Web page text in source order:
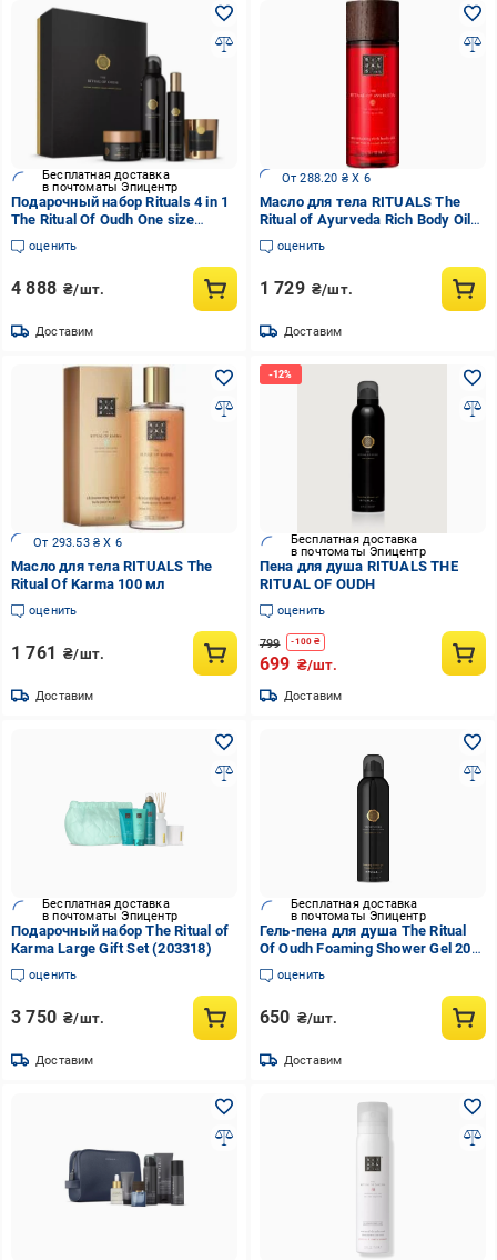
Бесплатная доставка
в почтоматы Эпицентр
Подарочный набор Rituals 4 in 1
The Ritual Of Oudh One size
(35118162)
оценить
4 888 ₴/шт.
Доставим
От 288.20 ₴ X 6
Масло для тела RITUALS The
Ritual of Ayurveda Rich Body Oil
100 мл
оценить
1 729 ₴/шт.
Доставим
От 293.53 ₴ X 6
Масло для тела RITUALS The
Ritual Of Karma 100 мл
оценить
1 761 ₴/шт.
Доставим
Бесплатная доставка
в почтоматы Эпицентр
Пена для душа RITUALS THE
RITUAL OF OUDH
оценить
799 -100 ₴
699 ₴/шт.
Доставим
Бесплатная доставка
в почтоматы Эпицентр
Подарочный набор The Ritual of
Karma Large Gift Set (203318)
оценить
3 750 ₴/шт.
Доставим
Бесплатная доставка
в почтоматы Эпицентр
Гель-пена для душа The Ritual
Of Oudh Foaming Shower Gel 200
мл (101928)
оценить
650 ₴/шт.
Доставим